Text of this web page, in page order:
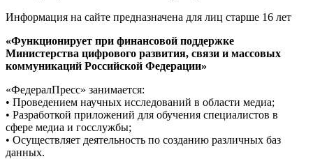
Информация на сайте предназначена для лиц старше 16 лет
«Функционирует при финансовой поддержке
Министерства цифрового развития, связи и массовых
коммуникаций Российской Федерации»
«ФедералПресс» занимается:
• Проведением научных исследований в области медиа;
• Разработкой приложений для обучения специалистов в
сфере медиа и госслужбы;
• Осуществляет деятельность по созданию различных баз
данных.